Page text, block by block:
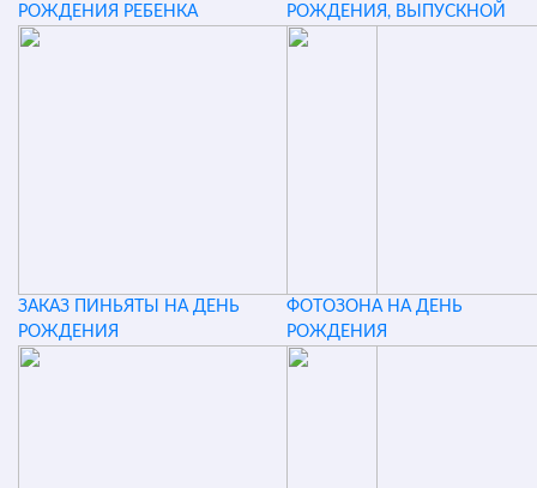
РОЖДЕНИЯ РЕБЕНКА РОЖДЕНИЯ, ВЫПУСКНОЙ
ЗАКАЗ ПИНЬЯТЫ НА ДЕНЬ
РОЖДЕНИЯ
ФОТОЗОНА НА ДЕНЬ
РОЖДЕНИЯ